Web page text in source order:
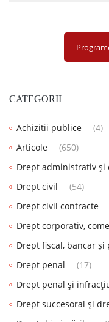
CATEGORII
Achizitii publice
(4)
Articole
(650)
Drept administrativ și
Drept civil
(54)
Drept civil contracte
Drept corporativ,
Drept fiscal, bancar și
Drept penal
(17)
Drept penal și
Drept succesoral și